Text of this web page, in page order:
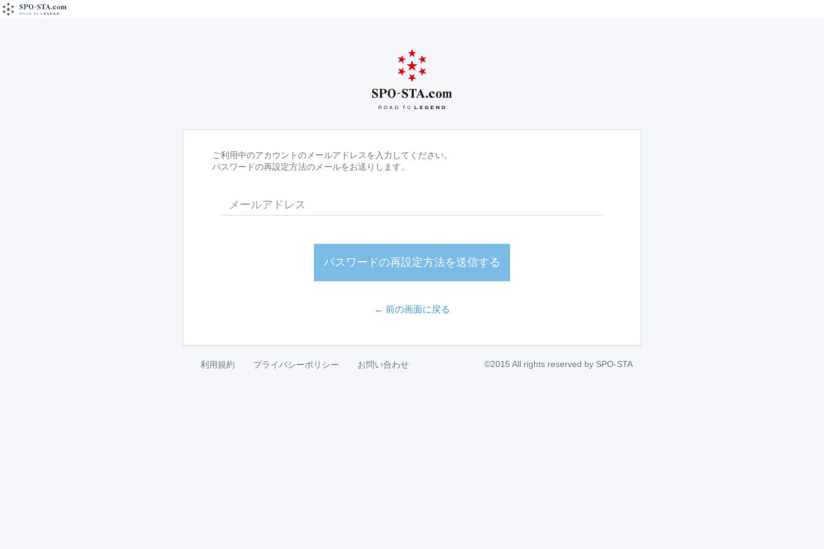
ご利用中のアカウントのメールアドレスを入力してください。
パスワードの再設定方法のメールをお送りします。
パスワードの再設定方法を送信する
← 前の画面に戻る
利用規約 プライバシーポリシー お問い合わせ ©2015 All rights reserved by SPO-STA